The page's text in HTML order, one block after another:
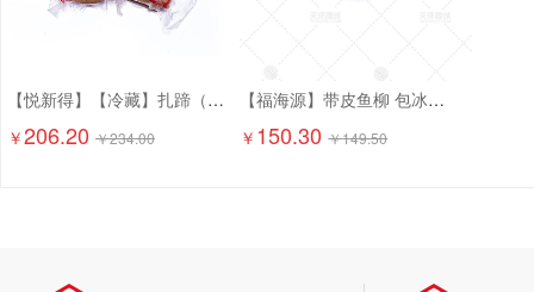
【悦新得】【冷藏】扎蹄（熟的） 5kg
￥206.20 ￥234.00
【福海源】带皮鱼柳 包冰率30% 2.5kg*4包 10kg
￥ 150.30 ￥149.50